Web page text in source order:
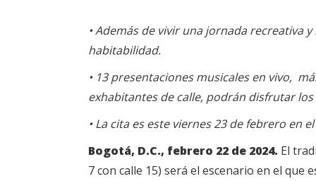
• Además de vivir una jornada
habitabilidad.
• 13 presentaciones musicales en vivo,
exhabitantes de calle, podrán disfrutar
• La cita es este viernes 23 de febrero en
Bogotá, D.C., febrero 22 de 2024. El
7 con calle 15) será el escenario en el que